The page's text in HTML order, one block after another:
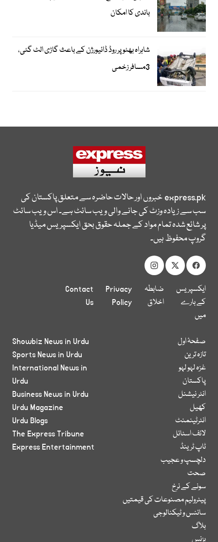
باندی کا امکان
شاہراہ بھٹو پر روڈ ڈائیورژن کے باعث گاڑی الٹ گئی،
3مسافر زخمی
express.pkخبروں اور حالات حاضرہ سے متعلق پاکستان کی
سب سے زیادہ وزٹ کی جانے والی ویب سائٹ ہے۔ اس ویب سائٹ
پر شائع شدہ تمام مواد کے جملہ حقوق بحق ایکسپریس میڈیا
گروپ محفوظ ہیں۔
ایکسپریس
کے بارے
میں
ضابطہ
اخلاق
Privacy
Policy
Contact
Us
صفحۂ اول
تازہ ترین
غزہ لہو لہو
پاکستان
انٹر نیشنل
کھیل
انٹرٹینمنٹ
لائف اسٹائل
ٹاپ ٹرینڈ
دلچسپ و عجیب
صحت
سونے کے نرخ
پیٹرولیم مصنوعات کی قیمتیں
سائنس و ٹیکنالوجی
بلاگ
بزنس
Showbiz News in Urdu
Sports News in Urdu
International News in
Urdu
Business News in Urdu
Urdu Magazine
Urdu Blogs
The Express Tribune
Express Entertainment